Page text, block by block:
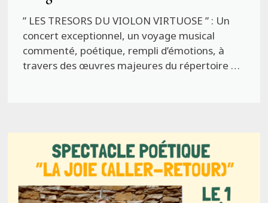
” LES TRESORS DU VIOLON VIRTUOSE ” : Un
concert exceptionnel, un voyage musical
commenté, poétique, rempli d’émotions, à
travers des œuvres majeures du répertoire …